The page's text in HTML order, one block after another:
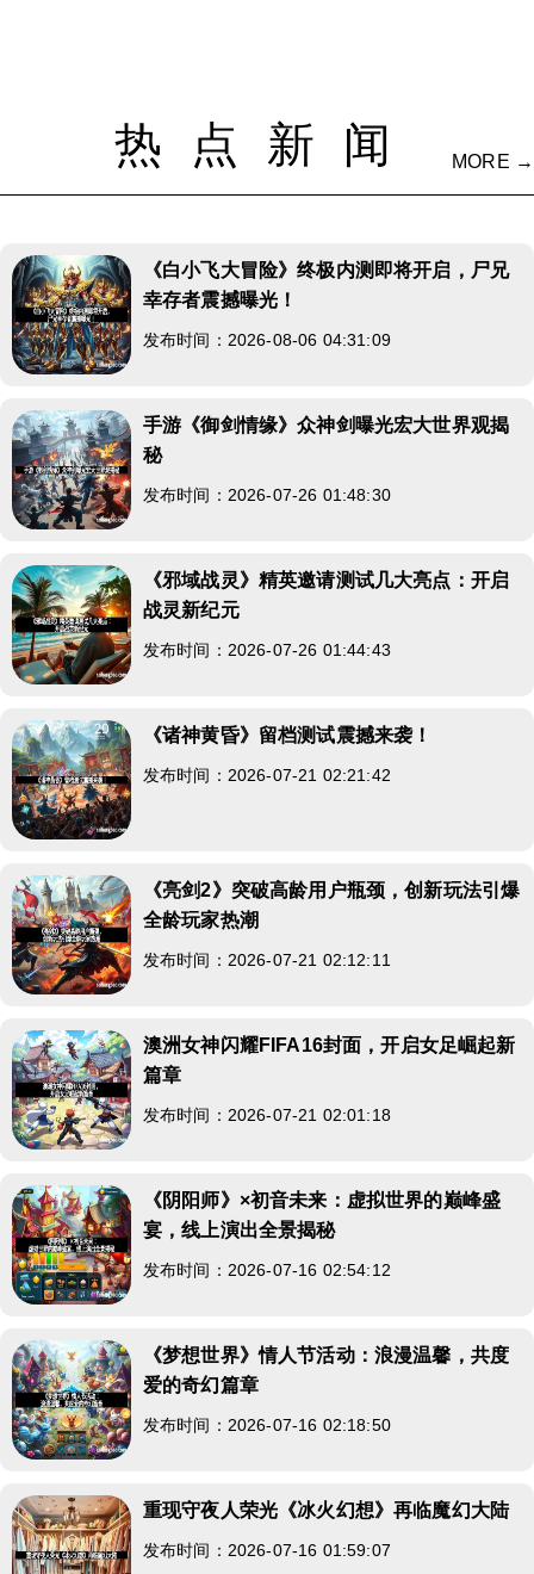
热点新闻 MORE →
《白小飞大冒险》终极内测即将开启，尸兄
幸存者震撼曝光！
发布时间：2026-08-06 04:31:09
手游《御剑情缘》众神剑曝光宏大世界观揭
秘
发布时间：2026-07-26 01:48:30
《邪域战灵》精英邀请测试几大亮点：开启
战灵新纪元
发布时间：2026-07-26 01:44:43
《诸神黄昏》留档测试震撼来袭！
发布时间：2026-07-21 02:21:42
《亮剑2》突破高龄用户瓶颈，创新玩法引爆
全龄玩家热潮
发布时间：2026-07-21 02:12:11
澳洲女神闪耀FIFA16封面，开启女足崛起新
篇章
发布时间：2026-07-21 02:01:18
《阴阳师》×初音未来：虚拟世界的巅峰盛
宴，线上演出全景揭秘
发布时间：2026-07-16 02:54:12
《梦想世界》情人节活动：浪漫温馨，共度
爱的奇幻篇章
发布时间：2026-07-16 02:18:50
重现守夜人荣光《冰火幻想》再临魔幻大陆
发布时间：2026-07-16 01:59:07